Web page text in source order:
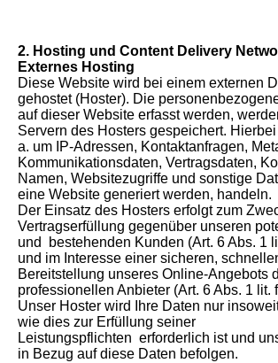
2. Hosting und Content Delivery
Externes Hosting
Diese Website wird bei einem externen
gehostet (Hoster). Die
auf dieser Website erfasst werden,
Servern des Hosters gespeichert.
a. um IP-Adressen, Kontaktanfragen,
Kommunikationsdaten, Vertragsdaten,
Namen, Websitezugriffe und sonstige
eine Website generiert werden, handeln.
Der Einsatz des Hosters erfolgt zum
Vertragserfüllung gegenüber unseren
und bestehenden Kunden (Art. 6 Abs. 1
und im Interesse einer sicheren,
Bereitstellung unseres Online-Angebots
professionellen Anbieter (Art. 6 Abs. 1 lit.
Unser Hoster wird Ihre Daten nur
wie dies zur Erfüllung seiner
Leistungspflichten erforderlich ist und
in Bezug auf diese Daten befolgen.